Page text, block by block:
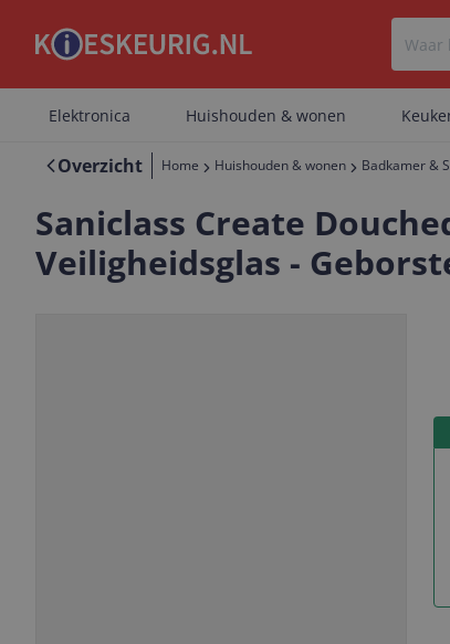
Elektronica Huishouden & wonen
Overzicht Home Huishouden & wonen Badkamer &
Saniclass Create
Veiligheidsglas -